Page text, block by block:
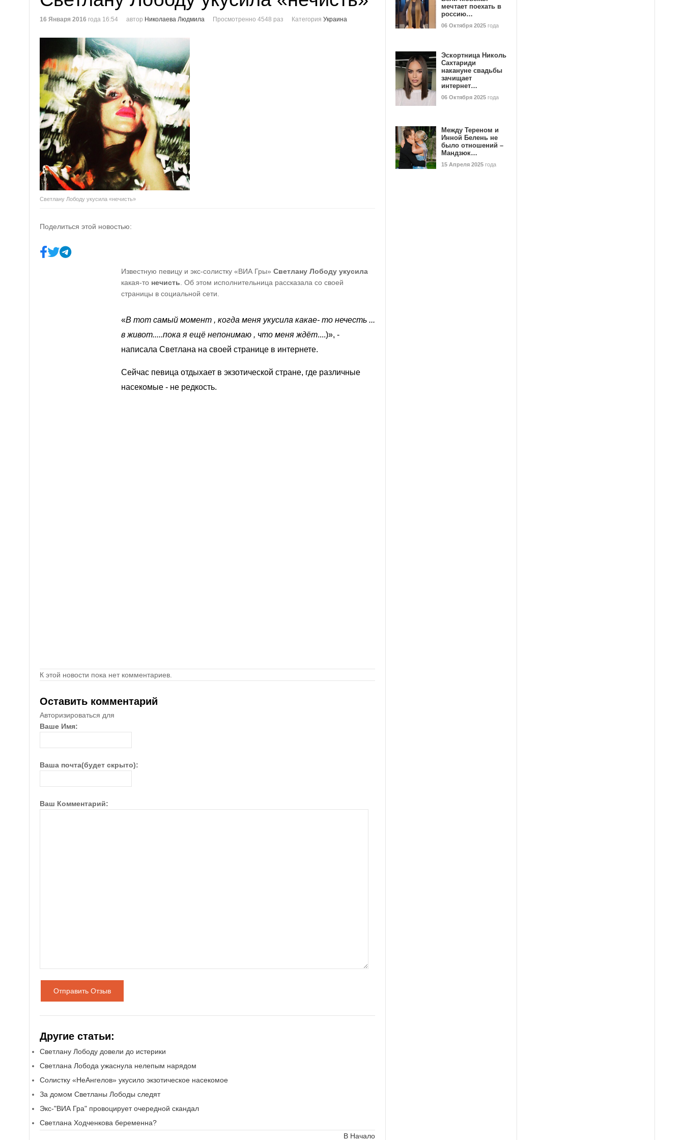
16 Января 2016 года 16:54 автор Николаева Людмила Просмотренно 4548 раз Категория Украина
Светлану Лободу укусила «нечисть»
Поделиться этой новостью:
Известную певицу и экс-солистку «ВИА Гры» Светлану Лободу укусила
какая-то нечисть . Об этом исполнительница рассказала со своей
страницы в социальной сети.
«В тот самый момент , когда меня укусила какае- то нечесть ...
в живот.....пока я ещё непонимаю , что меня ждёт....)», -
написала Светлана на своей странице в интернете.
Сейчас певица отдыхает в экзотической стране, где различные
насекомые - не редкость.
К этой новости пока нет комментариев.
Оставить комментарий
Авторизироваться для
Ваше Имя:
Ваша почта(будет скрыто):
Ваш Комментарий:
Отправить Отзыв
Другие статьи:
Светлану Лободу довели до истерики
Светлана Лобода ужаснула нелепым нарядом
Солистку «НеАнгелов» укусило экзотическое насекомое
За домом Светланы Лободы следят
Экс-"ВИА Гра" провоцирует очередной скандал
Светлана Ходченкова беременна?
В Начало
мечтает поехать в
россию…
06 Октября 2025 года
Эскортница Николь
Сахтариди
накануне свадьбы
зачищает
интернет…
06 Октября 2025 года
Между Тереном и
Инной Белень не
было отношений –
Мандзюк…
15 Апреля 2025 года